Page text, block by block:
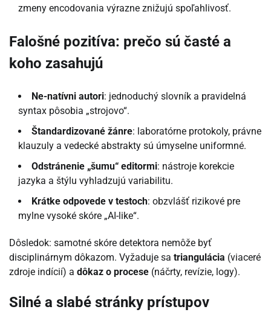
zmeny encodovania výrazne znižujú spoľahlivosť.
Falošné pozitíva: prečo sú časté a
koho zasahujú
Ne-natívni autori: jednoduchý slovník a pravidelná
syntax pôsobia „strojovo“.
Štandardizované žánre: laboratórne protokoly, právne
klauzuly a vedecké abstrakty sú úmyselne uniformné.
Odstránenie „šumu“ editormi: nástroje korekcie
jazyka a štýlu vyhladzujú variabilitu.
Krátke odpovede v testoch: obzvlášť rizikové pre
mylne vysoké skóre „AI-like“.
Dôsledok: samotné skóre detektora nemôže byť
disciplinárnym dôkazom. Vyžaduje sa triangulácia (viaceré
zdroje indícií) a dôkaz o procese (náčrty, revízie, logy).
Silné a slabé stránky prístupov